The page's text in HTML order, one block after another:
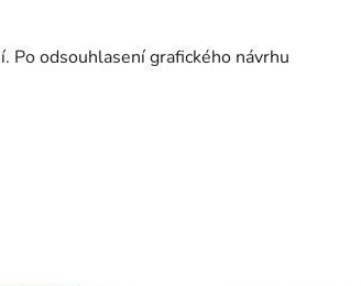
Po odsouhlasení grafického návrhu